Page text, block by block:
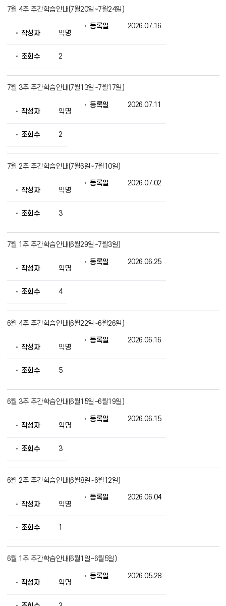
제
목,
조
회
7월 4주 주간학습안내(7월20일~7월24일)
작성자 익명
등록일 2026.07.16
조회수 2
7월 3주 주간학습안내(7월13일~7월17일)
작성자 익명
등록일 2026.07.11
조회수 2
7월 2주 주간학습안내(7월6일~7월10일)
작성자 익명
등록일 2026.07.02
조회수 3
7월 1주 주간학습안내(6월29일~7월3일)
작성자 익명
등록일 2026.06.25
조회수 4
6월 4주 주간학습안내(6월22일~6월26일)
작성자 익명
등록일 2026.06.16
조회수 5
6월 3주 주간학습안내(6월15일~6월19일)
작성자 익명
등록일 2026.06.15
조회수 3
6월 2주 주간학습안내(6월8일~6월12일)
작성자 익명
등록일 2026.06.04
조회수 1
6월 1주 주간학습안내(6월1일~6월5일)
작성자 익명
등록일 2026.05.28